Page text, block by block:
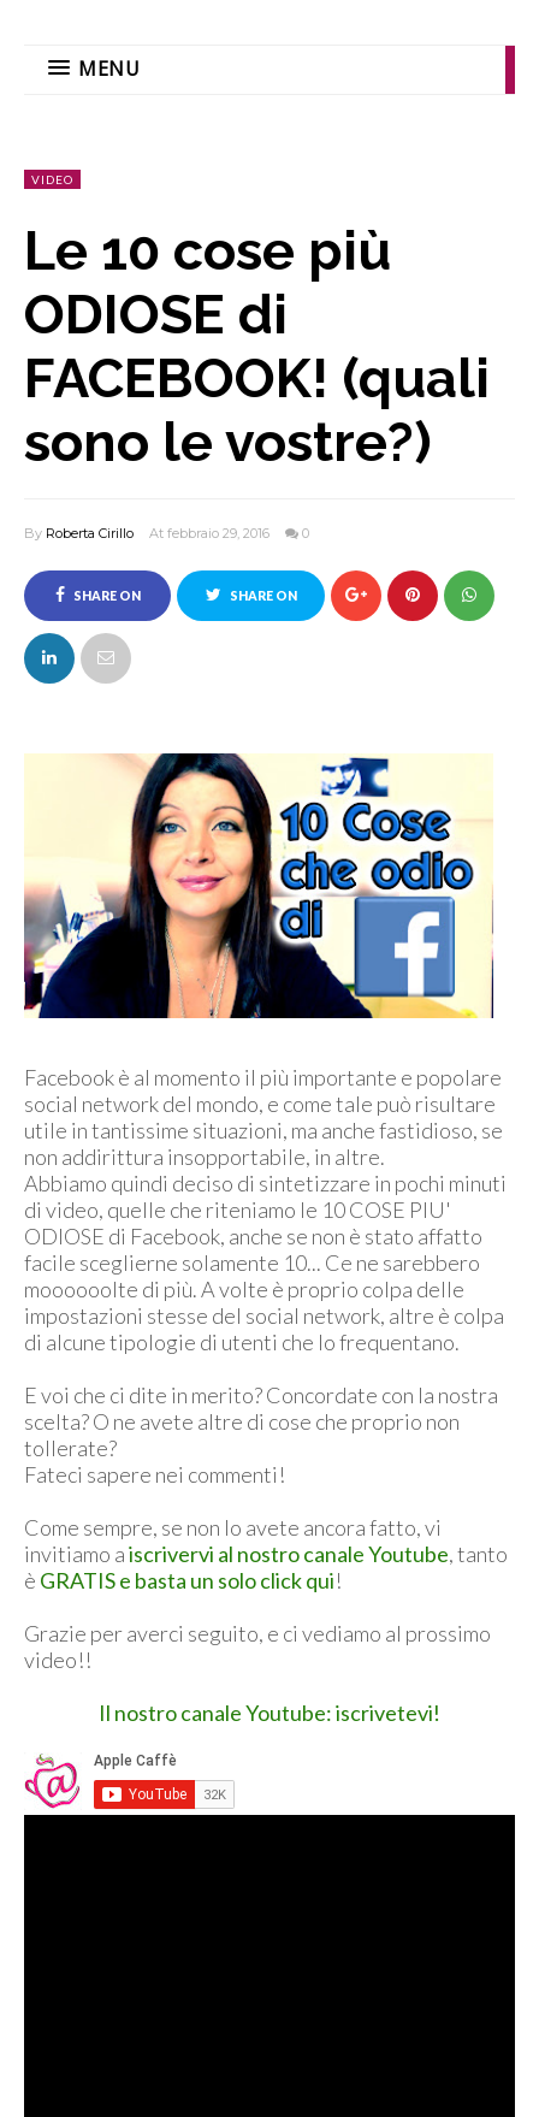
MENU
VIDEO
Le 10 cose più
ODIOSE di
FACEBOOK! (quali
sono le vostre?)
By Roberta Cirillo At febbraio 29, 2016 0
SHARE ON
FACEBOOK
SHARE ON
Facebook è al momento il più importante e popolare
social network del mondo, e come tale può risultare
utile in tantissime situazioni, ma anche fastidioso, se
non addirittura insopportabile, in altre.
Abbiamo quindi deciso di sintetizzare in pochi minuti
di video, quelle che riteniamo le 10 COSE PIU'
ODIOSE di Facebook, anche se non è stato affatto
facile sceglierne solamente 10... Ce ne sarebbero
moooooolte di più. A volte è proprio colpa delle
impostazioni stesse del social network, altre è colpa
di alcune tipologie di utenti che lo frequentano.
E voi che ci dite in merito? Concordate con la nostra
scelta? O ne avete altre di cose che proprio non
tollerate?
Fateci sapere nei commenti!
Come sempre, se non lo avete ancora fatto, vi
invitiamo aiscrivervi al nostro canale Youtube, tanto
è GRATIS e basta un solo click qui!
Grazie per averci seguito, e ci vediamo al prossimo
video!!
Il nostro canale Youtube: iscrivetevi!